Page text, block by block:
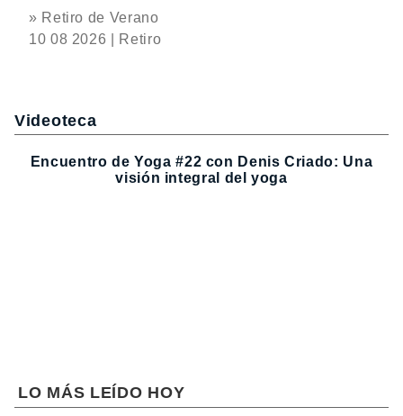
» Retiro de Verano
10 08 2026 | Retiro
Videoteca
Encuentro de Yoga #22 con Denis Criado: Una
visión integral del yoga
LO MÁS LEÍDO HOY